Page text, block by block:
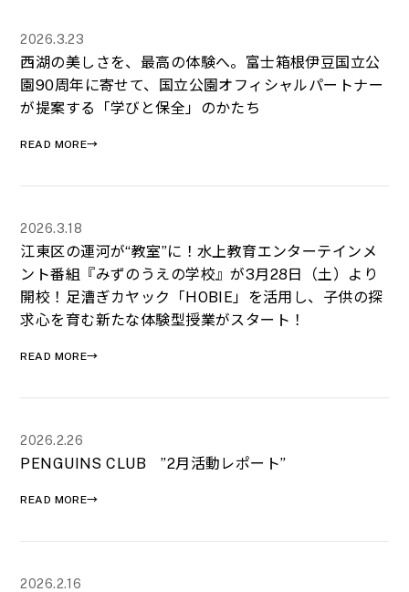
2026.3.23
西湖の美しさを、最高の体験へ。富士箱根伊豆国立公
園90周年に寄せて、国立公園オフィシャルパートナー
が提案する「学びと保全」のかたち
READ MORE→
2026.3.18
江東区の運河が“教室”に！水上教育エンターテインメ
ント番組『みずのうえの学校』が3月28日（土）より
開校！足漕ぎカヤック「HOBIE」を活用し、子供の探
求心を育む新たな体験型授業がスタート！
READ MORE→
2026.2.26
PENGUINS CLUB ”2月活動レポート”
READ MORE→
2026.2.16